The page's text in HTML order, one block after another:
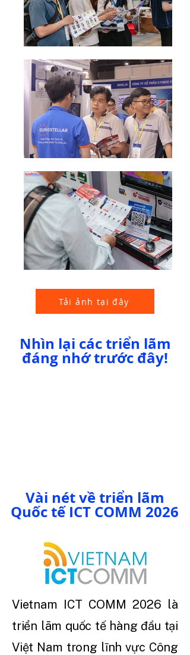
Tải ảnh tại đây
Nhìn lại các triển lãm
đáng nhớ trước đây!
Vài nét về triển lãm
Quốc tế ICT COMM 2026
Vietnam ICT COMM 2026 là
triển lãm quốc tế hàng đầu tại
Việt Nam trong lĩnh vực Công